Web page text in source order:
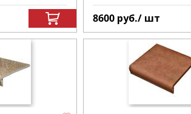
8600 руб./ шт